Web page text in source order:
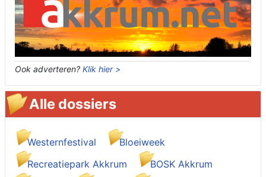
Ook adverteren? Klik hier >
Alle dossiers
Westernfestival
Bloeiweek
Recreatiepark Akkrum
BOSK Akkrum